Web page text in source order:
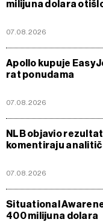
milijuna dolara
07.08.2026
Apollo kupuje
rat ponudama
07.08.2026
NLB objavio
komentiraju
07.08.2026
Situational
400 milijuna dolara